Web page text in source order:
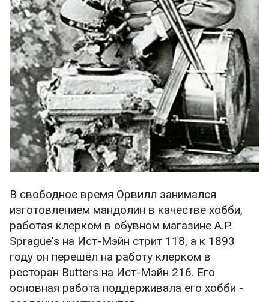
В свободное время Орвилл занимался
изготовлением мандолин в качестве хобби,
работая клерком в обувном магазине A.P.
Sprague's на Ист-Мэйн стрит 118, а к 1893
году он перешёл на работу клерком в
ресторан Butters на Ист-Мэйн 216. Его
основная работа поддерживала его хобби -